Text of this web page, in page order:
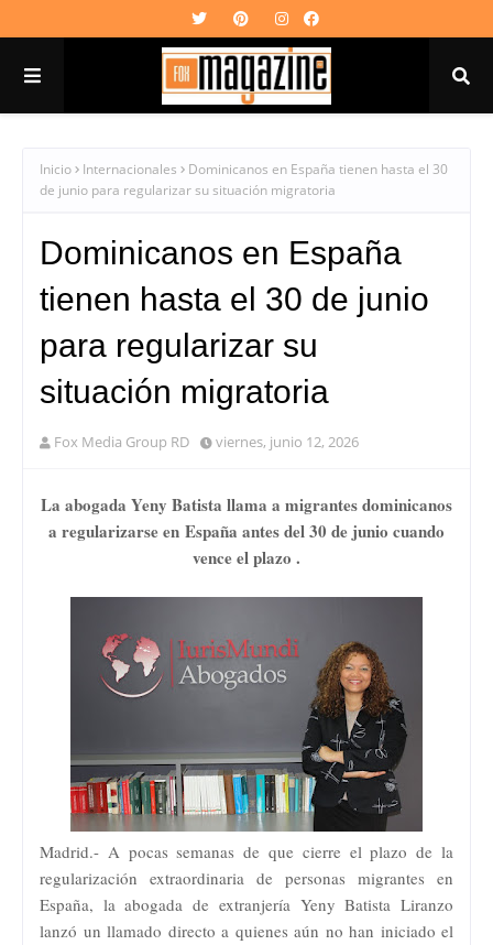
Inicio Internacionales
Dominicanos en España tienen hasta el 30
de junio para regularizar su situación migratoria
Dominicanos en España
tienen hasta el 30 de junio
para regularizar su
situación migratoria
Fox Media Group RD viernes, junio 12, 2026
La abogada Yeny Batista llama a migrantes dominicanos
a regularizarse en España antes del 30 de junio cuando
vence el plazo .
Madrid.- A pocas semanas de que cierre el plazo de la
regularización extraordinaria de personas migrantes en
España, la abogada de extranjería Yeny Batista Liranzo
lanzó un llamado directo a quienes aún no han iniciado el